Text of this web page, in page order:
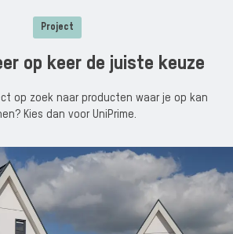
Project
op keer de juiste keuze
op zoek naar producten waar je op kan
Kies dan voor UniPrime.